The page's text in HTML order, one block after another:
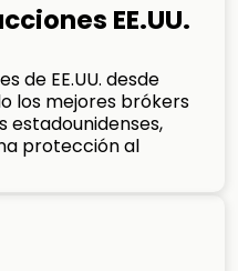
EE.UU.
de EE.UU. desde
los mejores brókers
estadounidenses,
protección al